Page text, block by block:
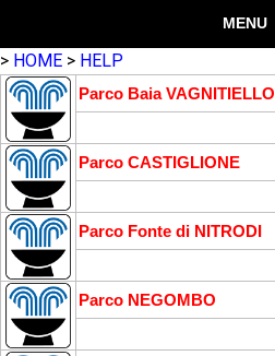
MENU
> HOME > HELP
Parco Baia VAGNITIELLO
Parco CASTIGLIONE
Parco Fonte di NITRODI
Parco NEGOMBO